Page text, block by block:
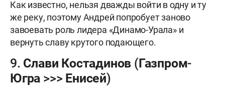
Как известно, нельзя дважды войти в одну и ту
же реку, поэтому Андрей попробует заново
завоевать роль лидера «Динамо-Урала» и
вернуть славу крутого подающего.
9. Слави Костадинов (Газпром-
Югра >>> Енисей)